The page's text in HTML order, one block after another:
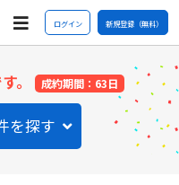
ログイン 新規登録（無料）
す。 成約期間：63日
を探す